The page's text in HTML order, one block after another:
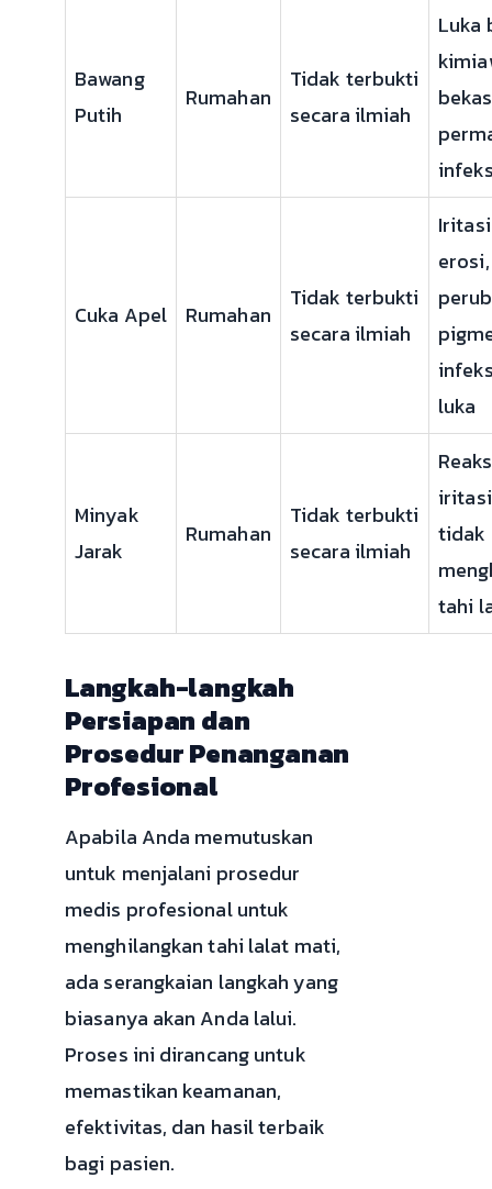
Bawang
Putih
Rumahan
Tidak terbukti
secara ilmiah
Luka
Cuka Apel Rumahan
Tidak terbukti
secara ilmiah
erosi,
luka
Minyak
Jarak
Rumahan
Tidak terbukti
secara ilmiah
tahi
Langkah-langkah
Persiapan dan
Prosedur Penanganan
Profesional
Apabila Anda memutuskan
untuk menjalani prosedur
medis profesional untuk
menghilangkan tahi lalat mati,
ada serangkaian langkah yang
biasanya akan Anda lalui.
Proses ini dirancang untuk
memastikan keamanan,
efektivitas, dan hasil terbaik
bagi pasien.